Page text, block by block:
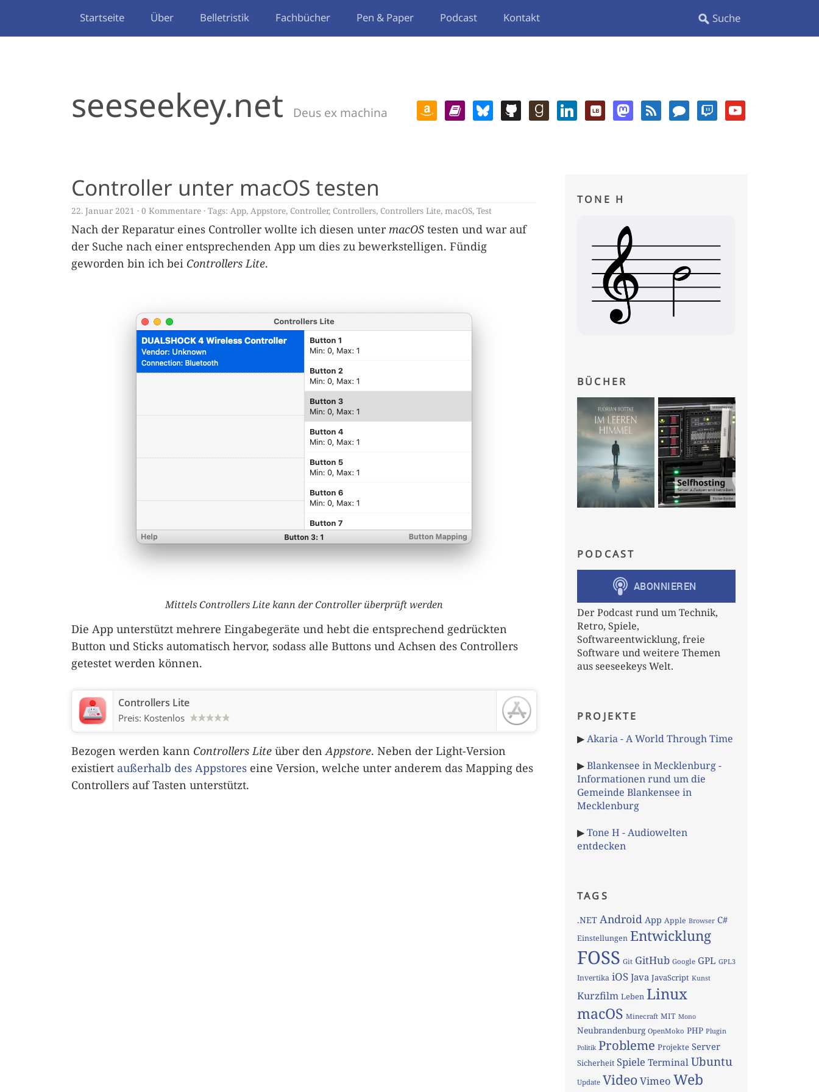
Startseite Über Belletristik Fachbücher Pen & Paper Podcast Kontakt
seeseekey.net Deus ex machina
Controller unter macOS testen
22. Januar 2021 0 Kommentare Tags: App, Appstore, Controller, Controllers, Controllers Lite, macOS, Test
Nach der Reparatur eines Controller wollte ich diesen unter macOS testen und war auf
der Suche nach einer entsprechenden App um dies zu bewerkstelligen. Fündig
geworden bin ich bei Controllers Lite.
Mittels Controllers Lite kann der Controller überprüft werden
Die App unterstützt mehrere Eingabegeräte und hebt die entsprechend gedrückten
Button und Sticks automatisch hervor, sodass alle Buttons und Achsen des Controllers
getestet werden können.
Controllers Lite
Preis: Kostenlos
Bezogen werden kann Controllers Lite über denAppstore. Neben der Light-Version
existiert außerhalb des Appstores eine Version, welche unter anderem das Mapping des
Controllers auf Tasten unterstützt.
TONE H
BÜCHER
PODCAST
Der Podcast rund um Technik,
Retro, Spiele,
Softwareentwicklung, freie
Software und weitere Themen
aus seeseekeys Welt.
PROJEKTE
▶Akaria - A World Through Time
▶Blankensee in Mecklenburg -
Informationen rund um die
Gemeinde Blankensee in
Mecklenburg
▶Tone H - Audiowelten
entdecken
TAGS
.NET Android App Apple Browser C#
Einstellungen Entwicklung
FOSS Git GitHub Google GPL GPL3
Invertika iOS Java JavaScript Kunst
Kurzfilm Leben Linux
macOS Minecraft MIT Mono
Neubrandenburg OpenMoko PHP Plugin
Politik Probleme Projekte Server
Sicherheit Spiele TerminalUbuntu
Update VideoVimeo Web